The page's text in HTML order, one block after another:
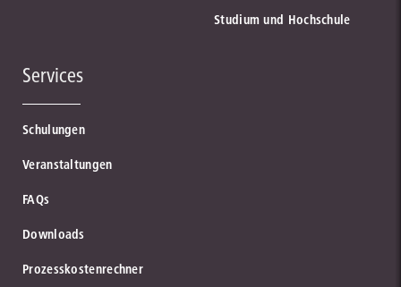
Studium und Hochschule
Services
Schulungen
Veranstaltungen
FAQs
Downloads
Prozesskostenrechner